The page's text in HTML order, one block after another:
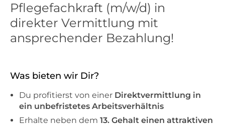
Pflegefachkraft (m/w/d) in
direkter Vermittlung mit
ansprechender Bezahlung!
Was bieten wir Dir?
Du profitierst von einer Direktvermittlung in
ein unbefristetes Arbeitsverhältnis
Erhalte neben dem 13. Gehalt einen attraktiven